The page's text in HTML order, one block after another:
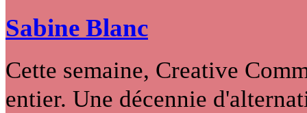
Sabine Blanc
Cette semaine, Creative
entier. Une décennie